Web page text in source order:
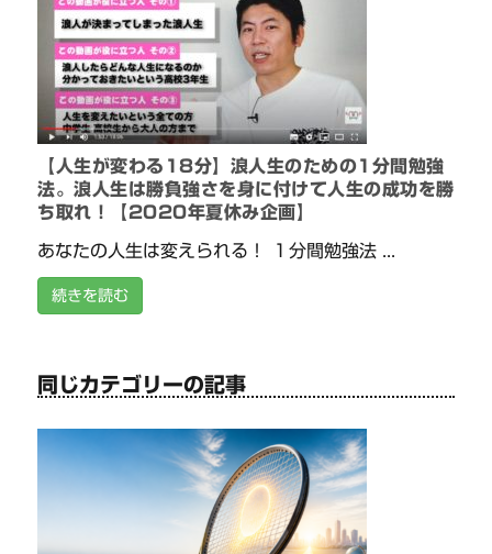
【人生が変わる18分】浪人生のための1分間勉強
法。浪人生は勝負強さを身に付けて人生の成功を勝
ち取れ！【2020年夏休み企画】
あなたの人生は変えられる！ １分間勉強法 ...
続きを読む
同じカテゴリーの記事